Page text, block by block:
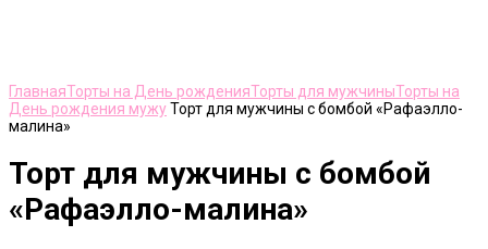
ГлавнаяТорты на День рожденияТорты для мужчиныТорты на
День рождения мужуТорт для мужчины с бомбой «Рафаэлло-
малина»
Торт для мужчины с бомбой
«Рафаэлло-малина»